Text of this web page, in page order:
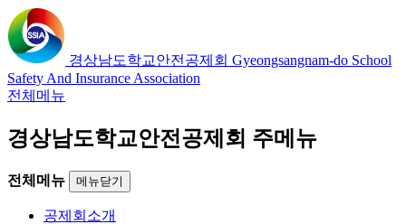
경상남도학교안전공제회 Gyeongsangnam-do School
Safety And Insurance Association
전체메뉴
경상남도학교안전공제회 주메뉴
전체메뉴 메뉴닫기
공제회소개